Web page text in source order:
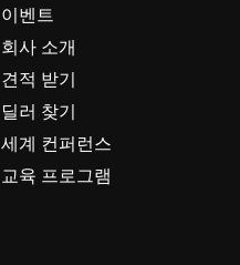
이벤트
회사 소개
견적 받기
딜러 찾기
세계 컨퍼런스
교육 프로그램